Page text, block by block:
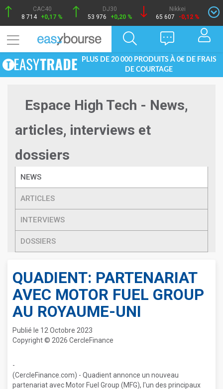
CAC40
8 714 +0,17 %
DJ30
53 976
+0,20 %
Nikkei
65 607
-0,12 %
PLUS DE 20 000 PRODUITS À 0€ DE FRAIS
DE COURTAGE
Espace High Tech - News,
articles, interviews et
dossiers
NEWS
ARTICLES
INTERVIEWS
DOSSIERS
QUADIENT: PARTENARIAT
AVEC MOTOR FUEL GROUP
AU ROYAUME-UNI
Publié le 12 Octobre 2023
Copyright © 2026 CercleFinance
-
(CercleFinance.com) - Quadient annonce un nouveau
partenariat avec Motor Fuel Group (MFG), l'un des principaux